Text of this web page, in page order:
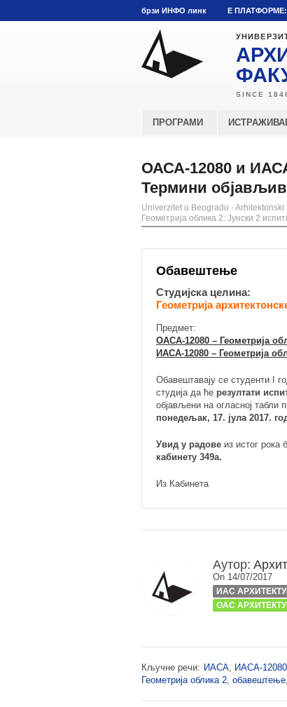
брзи ИНФО линк E ПЛАТФОРМЕ:
ПРОГРАМИ
ОАСА-12080 и
Термини
Univerzitet u Beogradu - Arhitektonski
Геометрија облика 2: Јунски 2
Обавештење
Студијска целина:
Геометрија
Предмет:
ОАСА-12080 – Геометрија
ИАСА-12080 – Геометрија
Обавештавају се студенти I
студија да ће резултати
објављени на огласној табли
понедељак, 17. јула 2017.
Увид у радове из истог рока
кабинету 349а.
Из Кабинета
Аутор:
On 14/07/2017
ИАС
ОАС
Кључне речи: ИАСА, ИАСА-
Геометрија облика 2, обавештење,